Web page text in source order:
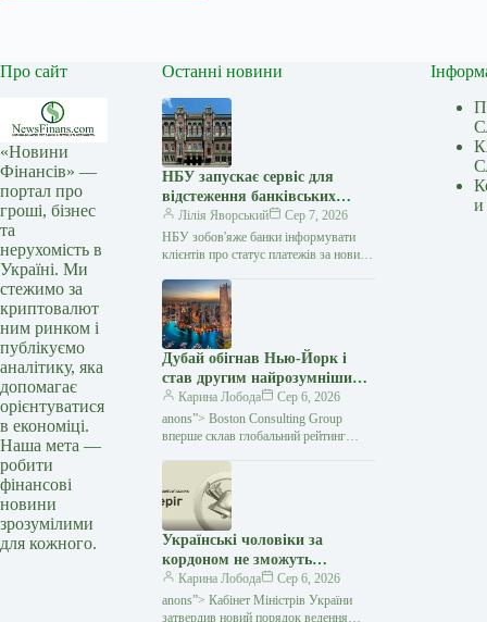
Про сайт
«Новини
Фінансів» —
портал про
гроші, бізнес
та
нерухомість в
Україні. Ми
стежимо за
криптовалют
ним ринком і
публікуємо
аналітику, яка
допомагає
орієнтуватися
в економіці.
Наша мета —
робити
фінансові
новини
зрозумілими
для кожного.
Останні новини
НБУ запускає сервіс для
відстеження банківських
платежів
Лілія Яворський
Сер 7, 2026
НБУ зобов'яже банки інформувати
клієнтів про статус платежів за новими
Національний банк України визначив
правила функціонування
Дубай обігнав Нью-Йорк і
став другим найрозумнішим
містом світу — Мінфін
Карина Лобода
Сер 6, 2026
anons”> Boston Consulting Group
вперше склав глобальний рейтинг
за тим, як вони
Українські чоловіки за
кордоном не зможуть
отримати консульські
послуги, якщо у них немає
військово-облікових
Карина Лобода
Сер 6, 2026
anons”> Кабінет Міністрів України
затвердив новий порядок ведення
и